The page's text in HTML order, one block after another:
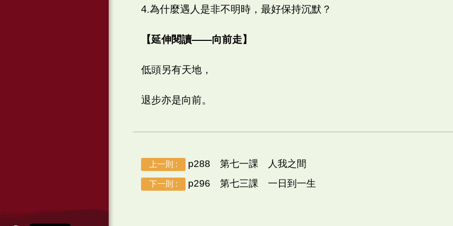
4.為什麼遇人是非不明時，最好保持沉默？
【延伸閱讀——向前走】
低頭另有天地，
退步亦是向前。
上一則 : p288 第七一課 人我之間
下一則 : p296 第七三課 一日到一生